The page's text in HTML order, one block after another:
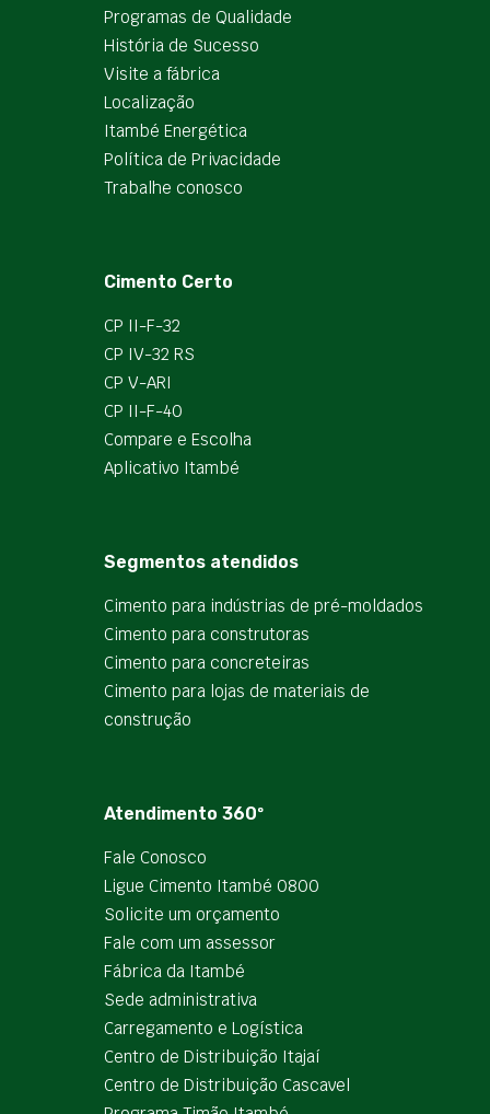
Programas de Qualidade
História de Sucesso
Visite a fábrica
Localização
Itambé Energética
Política de Privacidade
Trabalhe conosco
Cimento Certo
CP II-F-32
CP IV-32 RS
CP V-ARI
CP II-F-40
Compare e Escolha
Aplicativo Itambé
Segmentos atendidos
Cimento para indústrias de pré-moldados
Cimento para construtoras
Cimento para concreteiras
Cimento para lojas de materiais de
construção
Atendimento 360º
Fale Conosco
Ligue Cimento Itambé 0800
Solicite um orçamento
Fale com um assessor
Fábrica da Itambé
Sede administrativa
Carregamento e Logística
Centro de Distribuição Itajaí
Centro de Distribuição Cascavel